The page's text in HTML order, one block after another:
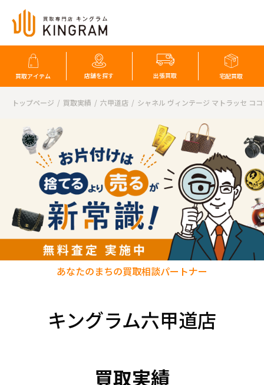
買取アイテム 店舗を探す 出張買取 宅配買取
トップページ 買取実績 六甲道店 シャネル ヴィンテージ マトラッセ コ
キングラム六甲道店
あなたのまちの買取相談パートナー
買取実績